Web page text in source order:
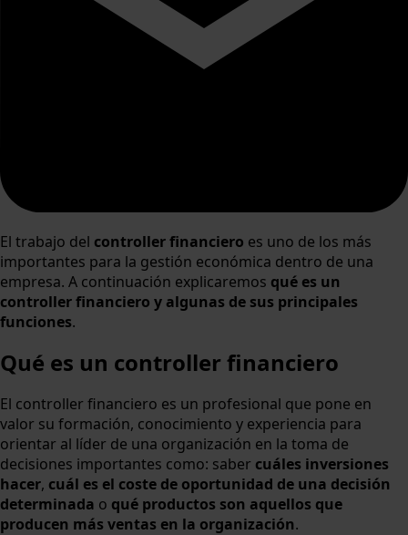
El trabajo del controller financiero es uno de los más
importantes para la gestión económica dentro de una
empresa. A continuación explicaremos qué es un
controller financiero y algunas de sus principales
funciones.
Qué es un controller financiero
El controller financiero es un profesional que pone en
valor su formación, conocimiento y experiencia para
orientar al líder de una organización en la toma de
decisiones importantes como: saber cuáles inversiones
hacer, cuál es el coste de oportunidad de una decisión
determinada o qué productos son aquellos que
producen más ventas en la organización.